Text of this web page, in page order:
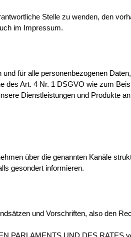
Stelle zu wenden, den
im Impressum.
für alle personenbezogenen
des Art. 4 Nr. 1 DSGVO wie zum
Dienstleistungen und Produkte
über die genannten Kanäle
gesondert informieren.
und Vorschriften, also den
PARLAMENTS UND DES RATES